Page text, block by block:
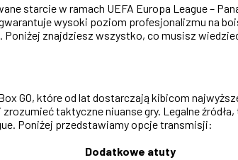
starcie w ramach UEFA Europa League –
wysoki poziom profesjonalizmu na
znajdziesz wszystko, co musisz
GO, które od lat dostarczają kibicom
taktyczne niuanse gry. Legalne
Poniżej przedstawiamy opcje transmisji:
Dodatkowe atuty